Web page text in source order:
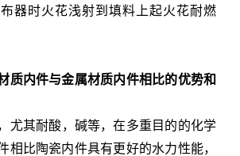
器时火花浅射到填料上起火花耐燃
质内件与金属材质内件相比的优势和
尤其耐酸，碱等，在多重目的的化学
相比陶瓷内件具有更好的水力性能，